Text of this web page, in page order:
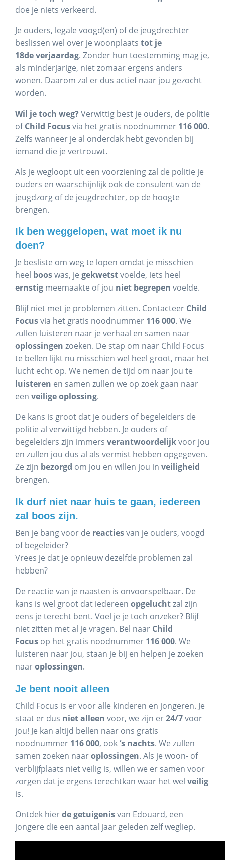
doe je niets verkeerd.
Je ouders, legale voogd(en) of de jeugdrechter
beslissen wel over je woonplaats tot je
18deverjaardag. Zonder hun toestemming mag je,
als minderjarige, niet zomaar ergens anders
wonen. Daarom zal er dus actief naar jou gezocht
worden.
Wil je toch weg?Verwittig best je ouders, de politie
ofChild Focusvia het gratis noodnummer 116 000.
Zelfs wanneer je al onderdak hebt gevonden bij
iemand die je vertrouwt.
Als je wegloopt uit een voorziening zal de politie je
ouders en waarschijnlijk ook de consulent van de
jeugdzorg of de jeugdrechter, op de hoogte
brengen.
Ik ben weggelopen, wat moet ik nu
doen?
Je besliste om weg te lopen omdat je misschien
heel booswas, je gekwetstvoelde, iets heel
ernstig meemaakte of jou niet begrepen voelde.
Blijf niet met je problemen zitten. Contacteer Child
Focusvia het gratis noodnummer 116 000. We
zullen luisteren naar je verhaal en samen naar
oplossingen zoeken. De stap om naar Child Focus
te bellen lijkt nu misschien wel heel groot, maar het
lucht echt op. We nemen de tijd om naar jou te
luisteren en samen zullen we op zoek gaan naar
een veilige oplossing.
De kans is groot dat je ouders of begeleiders de
politie al verwittigd hebben. Je ouders of
begeleiders zijn immers verantwoordelijkvoor jou
en zullen jou dus al als vermist hebben opgegeven.
Ze zijn bezorgd om jou en willen jou in veiligheid
brengen.
Ik durf niet naar huis te gaan, iedereen
zal boos zijn.
Ben je bang voor de reactiesvan je ouders, voogd
of begeleider?
Vrees je dat je opnieuw dezelfde problemen zal
hebben?
De reactie van je naasten is onvoorspelbaar. De
kans is wel groot dat iedereen opgeluchtzal zijn
eens je terecht bent. Voel je je toch onzeker? Blijf
niet zitten met al je vragen. Bel naar Child
Focus op het gratis noodnummer 116 000. We
luisteren naar jou, staan je bij en helpen je zoeken
naaroplossingen.
Je bent nooit alleen
Child Focus is er voor alle kinderen en jongeren. Je
staat er dus niet alleen voor, we zijn er24/7voor
jou! Je kan altijd bellen naar ons gratis
noodnummer 116 000, ook‘s nachts. We zullen
samen zoeken naaroplossingen. Als je woon- of
verblijfplaats niet veilig is, willen we er samen voor
zorgen dat je ergens terechtkan waar het wel veilig
is.
Ontdek hierde getuigenisvan Edouard, een
jongere die een aantal jaar geleden zelf wegliep.